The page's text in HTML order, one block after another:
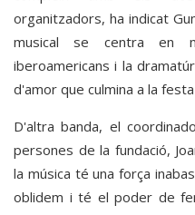
organitzadors, ha indicat
musical se centra en
iberoamericans i la
d'amor que culmina a la
D'altra banda, el
persones de la fundació,
la música té una força
oblidem i té el poder de